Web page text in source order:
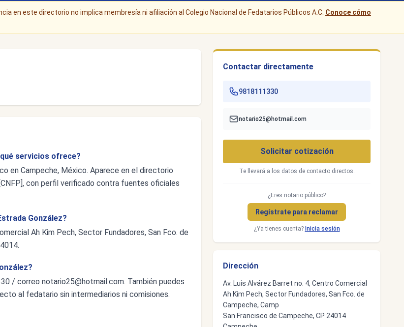
en este directorio no implica membresía ni afiliación al Colegio Nacional de Fedatarios Públicos A.C. Conoce cómo
servicios ofrece?
en Campeche, México. Aparece en el directorio
con perfil verificado contra fuentes oficiales
González?
Ah Kim Pech, Sector Fundadores, San Fco. de
/ correo notario25@hotmail.com. También puedes
al fedatario sin intermediarios ni comisiones.
Contactar directamente
9818111330
notario25@hotmail.com
Solicitar cotización
Te llevará a los datos de contacto directos.
¿Eres notario público?
Regístrate para reclamar
¿Ya tienes cuenta? Inicia sesión
Dirección
Av. Luis Alvárez Barret no. 4, Centro Comercial
Ah Kim Pech, Sector Fundadores, San Fco. de
Campeche, Camp
San Francisco de Campeche, CP 24014